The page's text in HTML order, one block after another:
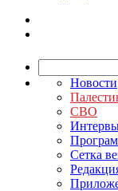
Новости
СВО
Сетка